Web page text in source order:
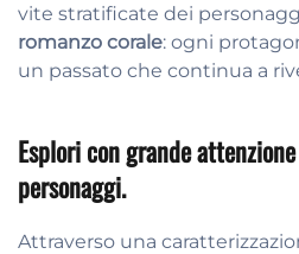
vite stratificate dei
romanzo corale: ogni
un passato che continua a
Esplori con grande
personaggi.
Attraverso una